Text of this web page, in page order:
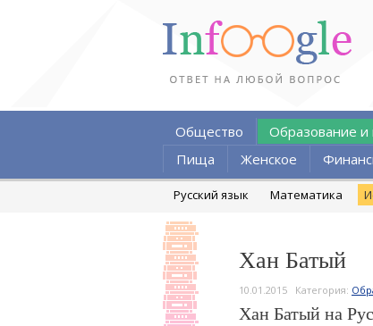
Общество Образование и
Пища
Женское
Русский язык Математика
Хан Батый
10.01.2015 Категория:
Хан Батый на